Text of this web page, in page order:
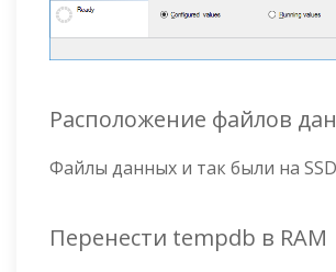
Расположение файлов
Файлы данных и так были на
Перенести tempdb в RAM